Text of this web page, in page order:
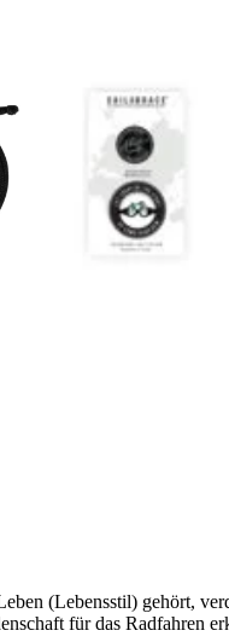
(Lebensstil) gehört,
für das Radfahren